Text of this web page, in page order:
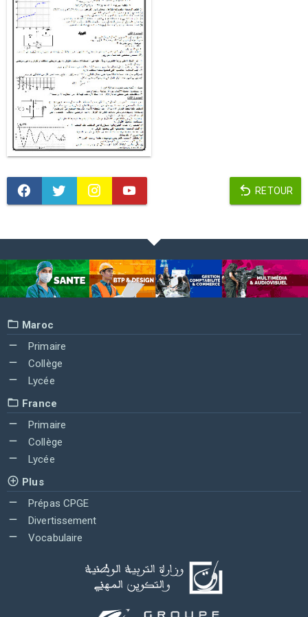
RETOUR
Maroc
Primaire
Collège
Lycée
France
Primaire
Collège
Lycée
Plus
Prépas CPGE
Divertissement
Vocabulaire